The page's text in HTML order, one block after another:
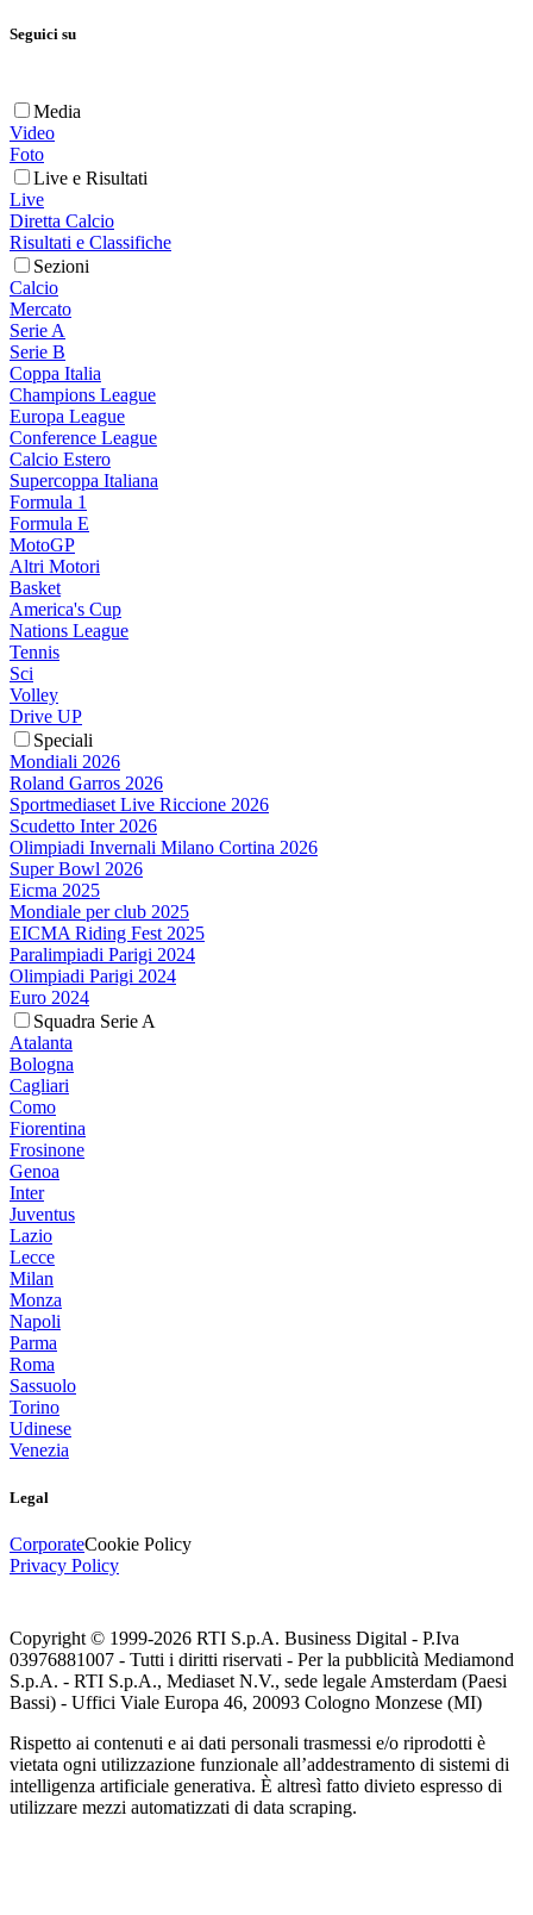
Seguici su
Media
Video
Foto
Live e Risultati
Live
Diretta Calcio
Risultati e Classifiche
Sezioni
Calcio
Mercato
Serie A
Serie B
Coppa Italia
Champions League
Europa League
Conference League
Calcio Estero
Supercoppa Italiana
Formula 1
Formula E
MotoGP
Altri Motori
Basket
America's Cup
Nations League
Tennis
Sci
Volley
Drive UP
Speciali
Mondiali 2026
Roland Garros 2026
Sportmediaset Live Riccione 2026
Scudetto Inter 2026
Olimpiadi Invernali Milano Cortina 2026
Super Bowl 2026
Eicma 2025
Mondiale per club 2025
EICMA Riding Fest 2025
Paralimpiadi Parigi 2024
Olimpiadi Parigi 2024
Euro 2024
Squadra Serie A
Atalanta
Bologna
Cagliari
Como
Fiorentina
Frosinone
Genoa
Inter
Juventus
Lazio
Lecce
Milan
Monza
Napoli
Parma
Roma
Sassuolo
Torino
Udinese
Venezia
Legal
CorporateCookie Policy
Privacy Policy
Copyright © 1999-2026 RTI S.p.A. Business Digital - P.Iva
03976881007 - Tutti i diritti riservati - Per la pubblicità Mediamond
S.p.A. - RTI S.p.A., Mediaset N.V., sede legale Amsterdam (Paesi
Bassi) - Uffici Viale Europa 46, 20093 Cologno Monzese (MI)
Rispetto ai contenuti e ai dati personali trasmessi e/o riprodotti è
vietata ogni utilizzazione funzionale all’addestramento di sistemi di
intelligenza artificiale generativa. È altresì fatto divieto espresso di
utilizzare mezzi automatizzati di data scraping.